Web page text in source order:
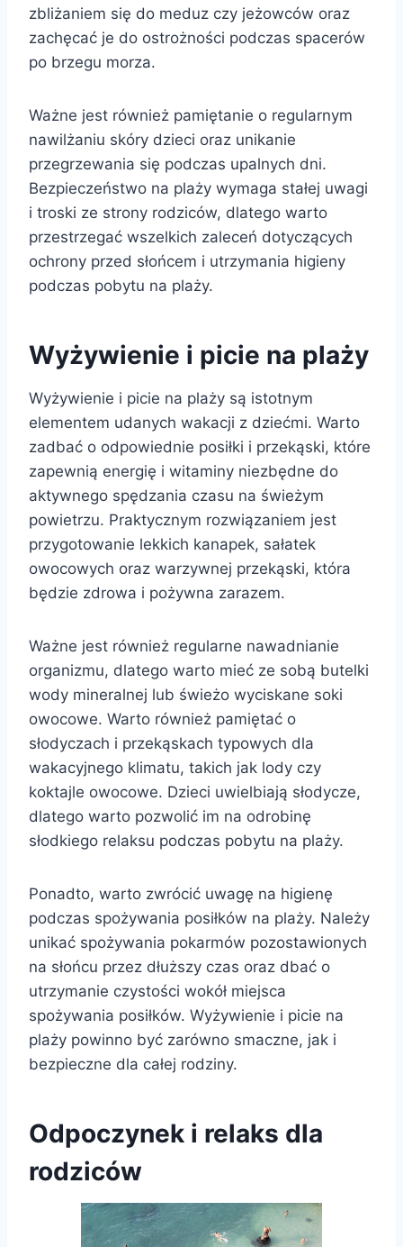
zbliżaniem się do meduz czy jeżowców oraz
zachęcać je do ostrożności podczas spacerów
po brzegu morza.
Ważne jest również pamiętanie o regularnym
nawilżaniu skóry dzieci oraz unikanie
przegrzewania się podczas upalnych dni.
Bezpieczeństwo na plaży wymaga stałej uwagi
i troski ze strony rodziców, dlatego warto
przestrzegać wszelkich zaleceń dotyczących
ochrony przed słońcem i utrzymania higieny
podczas pobytu na plaży.
Wyżywienie i picie na plaży
Wyżywienie i picie na plaży są istotnym
elementem udanych wakacji z dziećmi. Warto
zadbać o odpowiednie posiłki i przekąski, które
zapewnią energię i witaminy niezbędne do
aktywnego spędzania czasu na świeżym
powietrzu. Praktycznym rozwiązaniem jest
przygotowanie lekkich kanapek, sałatek
owocowych oraz warzywnej przekąski, która
będzie zdrowa i pożywna zarazem.
Ważne jest również regularne nawadnianie
organizmu, dlatego warto mieć ze sobą butelki
wody mineralnej lub świeżo wyciskane soki
owocowe. Warto również pamiętać o
słodyczach i przekąskach typowych dla
wakacyjnego klimatu, takich jak lody czy
koktajle owocowe. Dzieci uwielbiają słodycze,
dlatego warto pozwolić im na odrobinę
słodkiego relaksu podczas pobytu na plaży.
Ponadto, warto zwrócić uwagę na higienę
podczas spożywania posiłków na plaży. Należy
unikać spożywania pokarmów pozostawionych
na słońcu przez dłuższy czas oraz dbać o
utrzymanie czystości wokół miejsca
spożywania posiłków. Wyżywienie i picie na
plaży powinno być zarówno smaczne, jak i
bezpieczne dla całej rodziny.
Odpoczynek i relaks dla
rodziców